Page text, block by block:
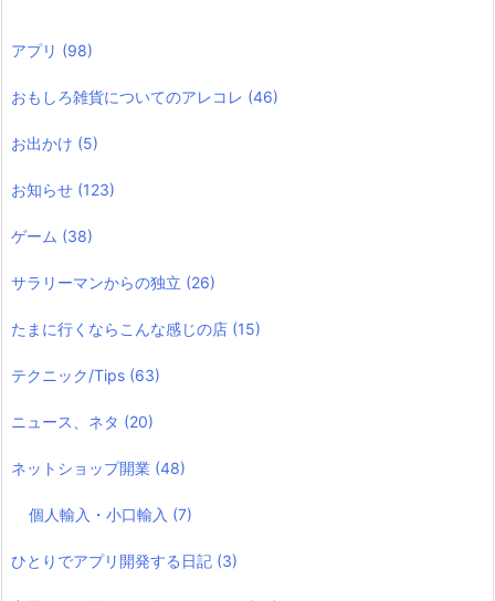
アプリ (98)
おもしろ雑貨についてのアレコレ (46)
お出かけ (5)
お知らせ (123)
ゲーム (38)
サラリーマンからの独立 (26)
たまに行くならこんな感じの店 (15)
テクニック/Tips (63)
ニュース、ネタ (20)
ネットショップ開業 (48)
個人輸入・小口輸入 (7)
ひとりでアプリ開発する日記 (3)